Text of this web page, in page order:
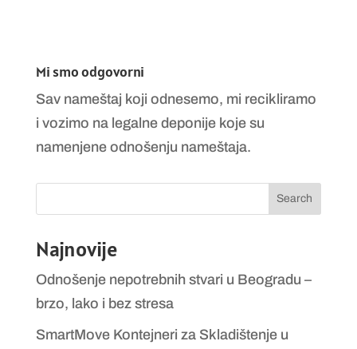
Mi smo odgovorni
Sav nameštaj koji odnesemo, mi recikliramo
i vozimo na legalne deponije koje su
namenjene odnošenju nameštaja.
Search
Najnovije
Odnošenje nepotrebnih stvari u Beogradu –
brzo, lako i bez stresa
SmartMove Kontejneri za Skladištenje u